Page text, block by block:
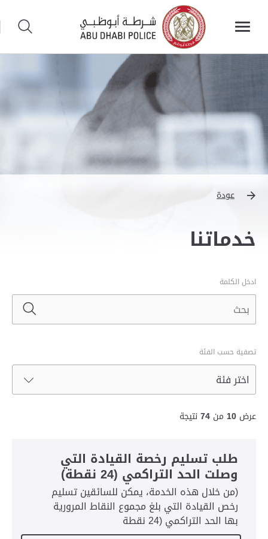
عودة
خدماتنا
ادخل الكلمة
تصفية حسب الفئة
عرض 10 من 74 نتيجة
طلب تسليم رخصة القيادة التي
وصلت الحد التراكمي (24 نقطة)
(من خلال هذه الخدمة، يمكن للسائقين تسليم
رخص القيادة التي بلغ مجموع النقاط المرورية
بها الحد التراكمي (24 نقطة